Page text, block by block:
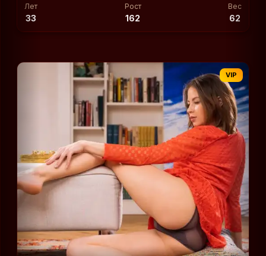
Лет
33
Рост
162
Вес
62
VIP